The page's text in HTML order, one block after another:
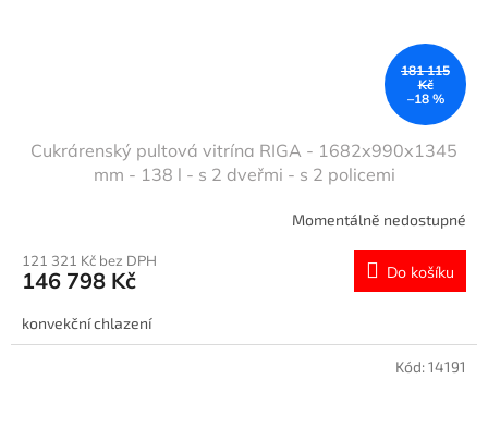
181 115
Kč
–18 %
Cukrárenský pultová vitrína RIGA - 1682x990x1345
mm - 138 l - s 2 dveřmi - s 2 policemi
Momentálně nedostupné
121 321 Kč bez DPH
146 798 Kč Do košíku
konvekční chlazení
Kód:14191